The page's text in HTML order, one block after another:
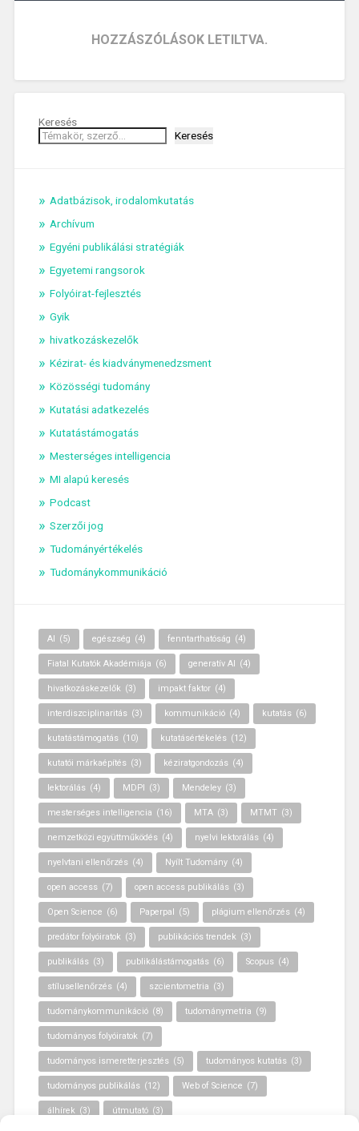
HOZZÁSZÓLÁSOK LETILTVA.
Keresés
Keresés
Adatbázisok, irodalomkutatás
Archívum
Egyéni publikálási stratégiák
Egyetemi rangsorok
Folyóirat-fejlesztés
Gyik
hivatkozáskezelők
Kézirat- és kiadványmenedzsment
Közösségi tudomány
Kutatási adatkezelés
Kutatástámogatás
Mesterséges intelligencia
MI alapú keresés
Podcast
Szerzői jog
Tudományértékelés
Tudománykommunikáció
AI (5) egészség (4) fenntarthatóság (4)
Fiatal Kutatók Akadémiája (6) generatív AI (4)
hivatkozáskezelők (3) impakt faktor (4)
interdiszciplinaritás (3) kommunikáció (4) kutatás (6)
kutatástámogatás (10) kutatásértékelés (12)
kutatói márkaépítés (3) kéziratgondozás (4)
lektorálás (4) MDPI (3) Mendeley (3)
mesterséges intelligencia (16) MTA (3) MTMT (3)
nemzetközi együttműködés (4) nyelvi lektorálás (4)
nyelvtani ellenőrzés (4) Nyílt Tudomány (4)
open access (7) open access publikálás (3)
Open Science (6) Paperpal (5) plágium ellenőrzés (4)
predátor folyóiratok (3) publikációs trendek (3)
publikálás (3) publikálástámogatás (6) Scopus (4)
stílusellenőrzés (4) szcientometria (3)
tudománykommunikáció (8) tudománymetria (9)
tudományos folyóiratok (7)
tudományos ismeretterjesztés (5) tudományos kutatás (3)
tudományos publikálás (12) Web of Science (7)
álhírek (3) útmutató (3)